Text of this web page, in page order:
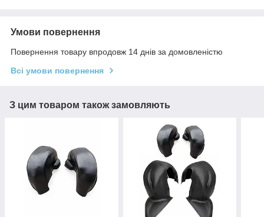
Умови повернення
Повернення товару впродовж 14 днів за домовленістю
Всі умови повернення
З цим товаром також замовляють